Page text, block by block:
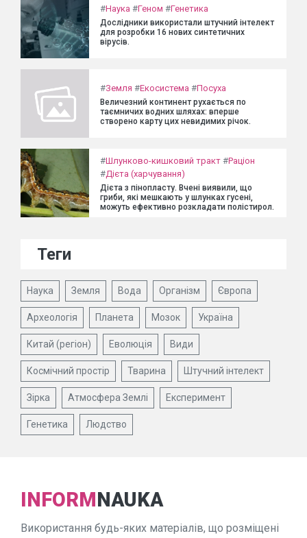
#Наука #Геном #Генетика
Дослідники використали штучний інтелект
для розробки 16 нових синтетичних
вірусів.
#Земля #Екосистема #Посуха
Величезний континент рухається по
таємничих водних шляхах: вперше
створено карту цих невидимих річок.
#Шлунково-кишковий тракт #Раціон
#Дієта (харчування)
Дієта з пінопласту. Вчені виявили, що
гриби, які мешкають у шлунках гусені,
можуть ефективно розкладати полістирол.
Теги
Наука Земля Вода Організм Європа
Археологія Планета Мозок Україна
Китай (регіон) Еволюція Види
Космічний простір Тварина Штучний інтелект
Зірка Атмосфера Землі Експеримент
Генетика Людство
INFORMNAUKA
Використання будь-яких матеріалів, що розміщені